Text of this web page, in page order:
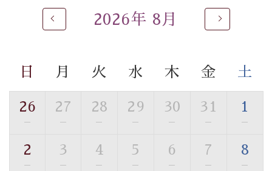
徹底した衛生管理を行っております。
-------------------------------------------------
ほたる童謡公園までのご送迎＆入園券
・諏訪大社4社を巡る無料参拝バス（事前予約制）
・館内着をご用意
・環境に配慮したアメニティをご用意
・館内フリーWi-Fi
2026年 8月
日 月 火 水 木 金 土
26
—
27
—
28
—
29
—
30
—
31
—
1
—
2
—
3
—
4
—
5
—
6
—
7
—
8
—